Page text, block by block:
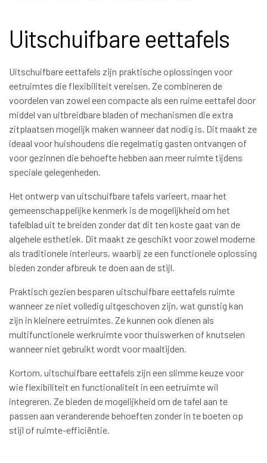
Uitschuifbare eettafels
Uitschuifbare eettafels zijn praktische oplossingen voor
eetruimtes die flexibiliteit vereisen. Ze combineren de
voordelen van zowel een compacte als een ruime eettafel door
middel van uitbreidbare bladen of mechanismen die extra
zitplaatsen mogelijk maken wanneer dat nodig is. Dit maakt ze
ideaal voor huishoudens die regelmatig gasten ontvangen of
voor gezinnen die behoefte hebben aan meer ruimte tijdens
speciale gelegenheden.
Het ontwerp van uitschuifbare tafels varieert, maar het
gemeenschappelijke kenmerk is de mogelijkheid om het
tafelblad uit te breiden zonder dat dit ten koste gaat van de
algehele esthetiek. Dit maakt ze geschikt voor zowel moderne
als traditionele interieurs, waarbij ze een functionele oplossing
bieden zonder afbreuk te doen aan de stijl.
Praktisch gezien besparen uitschuifbare eettafels ruimte
wanneer ze niet volledig uitgeschoven zijn, wat gunstig kan
zijn in kleinere eetruimtes. Ze kunnen ook dienen als
multifunctionele werkruimte voor thuiswerken of knutselen
wanneer niet gebruikt wordt voor maaltijden.
Kortom, uitschuifbare eettafels zijn een slimme keuze voor
wie flexibiliteit en functionaliteit in een eetruimte wil
integreren. Ze bieden de mogelijkheid om de tafel aan te
passen aan veranderende behoeften zonder in te boeten op
stijl of ruimte-efficiëntie.